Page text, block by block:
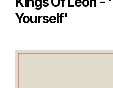
Yourself'